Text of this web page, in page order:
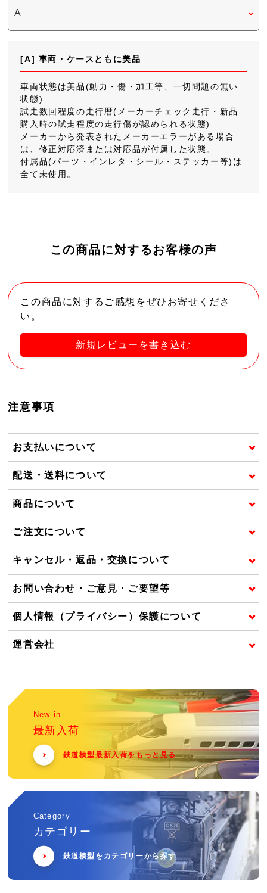
[A] 車両・ケースともに美品
車両状態は美品(動力・傷・加工等、一切問題の無い
状態)
試走数回程度の走行暦(メーカーチェック走行・新品
購入時の試走程度の走行傷が認められる状態)
メーカーから発表されたメーカーエラーがある場合
は、修正対応済または対応品が付属した状態。
付属品(パーツ・インレタ・シール・ステッカー等)は
全て未使用。
この商品に対するお客様の声
この商品に対するご感想をぜひお寄せくださ
い。
新規レビューを書き込む
注意事項
お支払いについて
配送・送料について
商品について
ご注文について
キャンセル・返品・交換について
お問い合わせ・ご意見・ご要望等
個人情報（プライバシー）保護について
運営会社
New in
最新入荷
鉄道模型最新入荷をもっと見る
Category
カテゴリー
鉄道模型をカテゴリーから探す